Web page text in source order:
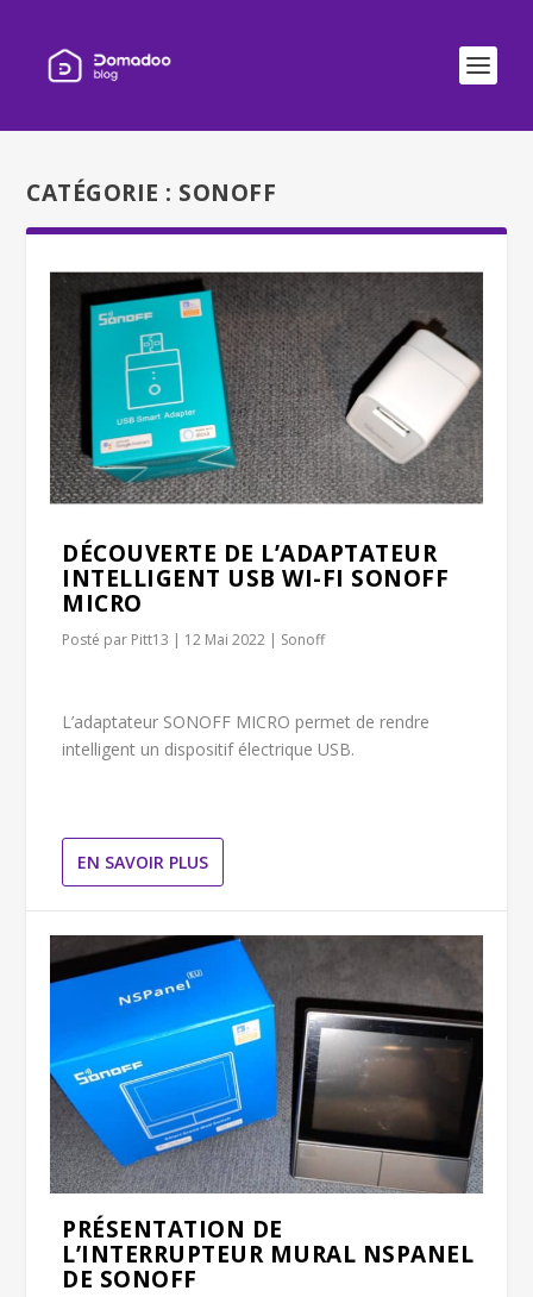
CATÉGORIE : SONOFF
DÉCOUVERTE DE L’ADAPTATEUR
INTELLIGENT USB WI-FI SONOFF
MICRO
Posté par Pitt13 | 12 Mai 2022 | Sonoff
L’adaptateur SONOFF MICRO permet de rendre
intelligent un dispositif électrique USB.
EN SAVOIR PLUS
PRÉSENTATION DE
L’INTERRUPTEUR MURAL NSPANEL
DE SONOFF